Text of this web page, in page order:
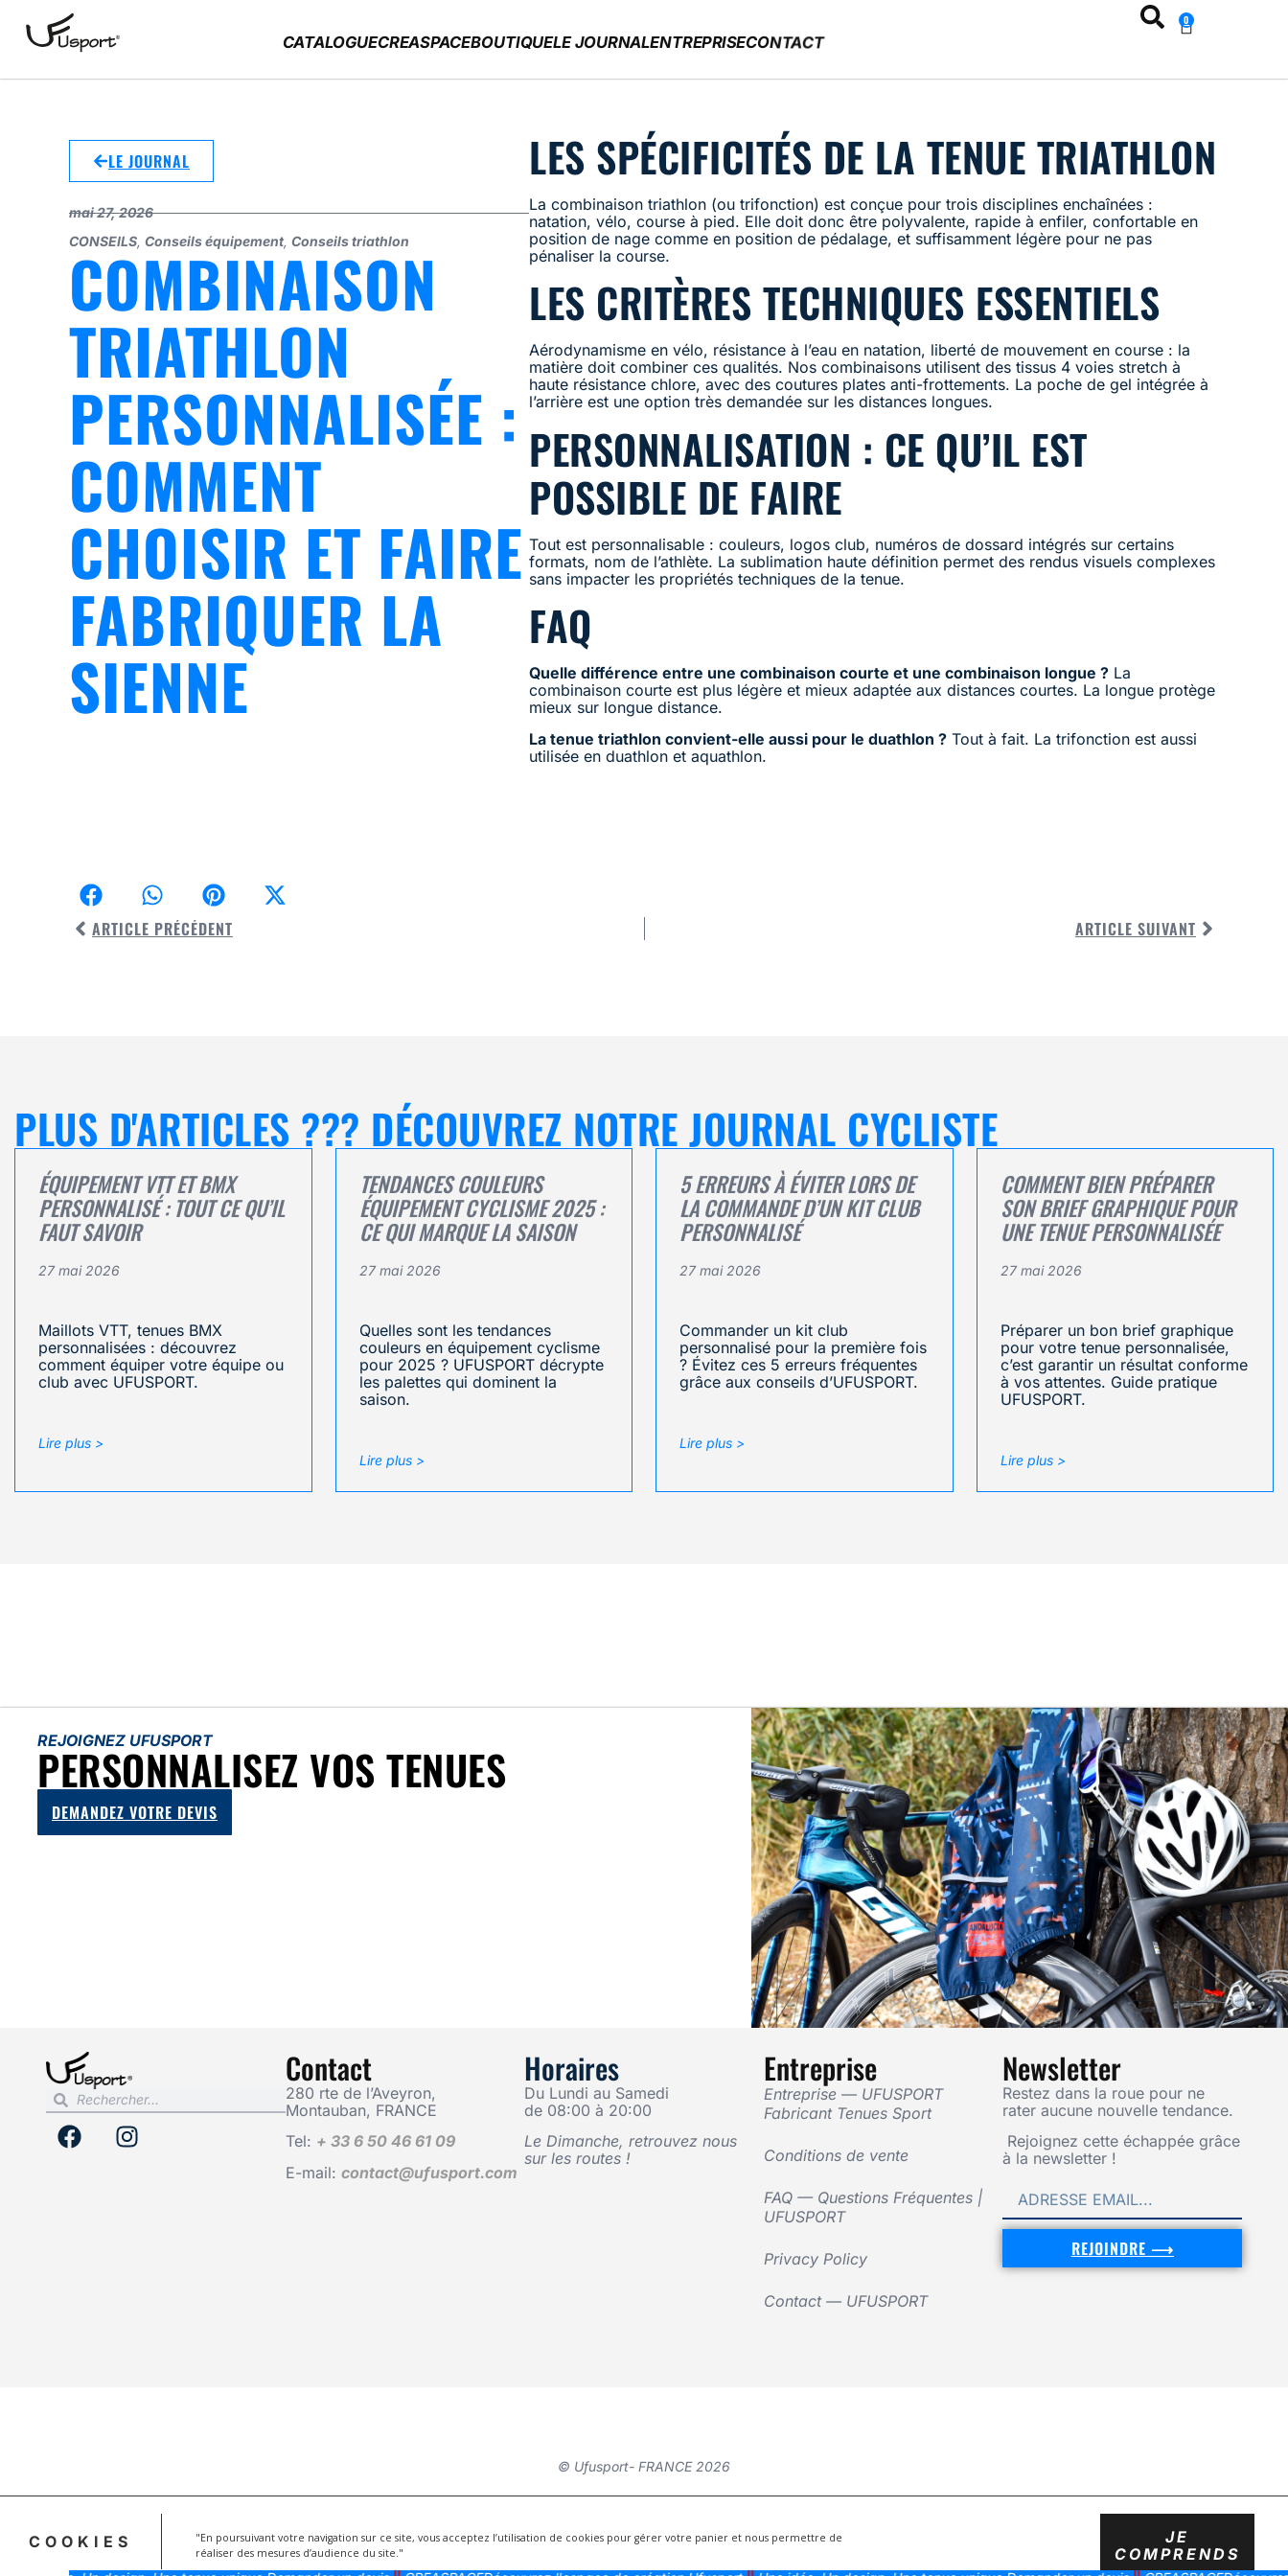
COOKIES
"En poursuivant votre navigation sur ce site, vous acceptez l’utilisation de cookies pour gérer votre panier et nous permettre de
réaliser des mesures d’audience du site."
JE
COMPRENDS
CATALOGUECREASPACEBOUTIQUELE JOURNALENTREPRISECONTACT
0
LE JOURNAL
mai 27, 2026
CONSEILS, Conseils équipement, Conseils triathlon
COMBINAISON
TRIATHLON
PERSONNALISÉE :
COMMENT
CHOISIR ET FAIRE
FABRIQUER LA
SIENNE
LES SPÉCIFICITÉS DE LA TENUE TRIATHLON
La combinaison triathlon (ou trifonction) est conçue pour trois disciplines enchaînées :
natation, vélo, course à pied. Elle doit donc être polyvalente, rapide à enfiler, confortable en
position de nage comme en position de pédalage, et suffisamment légère pour ne pas
pénaliser la course.
LES CRITÈRES TECHNIQUES ESSENTIELS
Aérodynamisme en vélo, résistance à l’eau en natation, liberté de mouvement en course : la
matière doit combiner ces qualités. Nos combinaisons utilisent des tissus 4 voies stretch à
haute résistance chlore, avec des coutures plates anti-frottements. La poche de gel intégrée à
l’arrière est une option très demandée sur les distances longues.
PERSONNALISATION : CE QU’IL EST
POSSIBLE DE FAIRE
Tout est personnalisable : couleurs, logos club, numéros de dossard intégrés sur certains
formats, nom de l’athlète. La sublimation haute définition permet des rendus visuels complexes
sans impacter les propriétés techniques de la tenue.
FAQ
Quelle différence entre une combinaison courte et une combinaison longue ? La
combinaison courte est plus légère et mieux adaptée aux distances courtes. La longue protège
mieux sur longue distance.
La tenue triathlon convient-elle aussi pour le duathlon ? Tout à fait. La trifonction est aussi
utilisée en duathlon et aquathlon.
ARTICLE PRÉCÉDENT ARTICLE SUIVANT
PLUS D'ARTICLES ??? DÉCOUVREZ NOTRE JOURNAL CYCLISTE
ÉQUIPEMENT VTT ET BMX
PERSONNALISÉ : TOUT CE QU’IL
FAUT SAVOIR
27 mai 2026
Maillots VTT, tenues BMX
personnalisées : découvrez
comment équiper votre équipe ou
club avec UFUSPORT.
Lire plus >
TENDANCES COULEURS
ÉQUIPEMENT CYCLISME 2025 :
CE QUI MARQUE LA SAISON
27 mai 2026
Quelles sont les tendances
couleurs en équipement cyclisme
pour 2025 ? UFUSPORT décrypte
les palettes qui dominent la
saison.
Lire plus >
5 ERREURS À ÉVITER LORS DE
LA COMMANDE D’UN KIT CLUB
PERSONNALISÉ
27 mai 2026
Commander un kit club
personnalisé pour la première fois
? Évitez ces 5 erreurs fréquentes
grâce aux conseils d’UFUSPORT.
Lire plus >
COMMENT BIEN PRÉPARER
SON BRIEF GRAPHIQUE POUR
UNE TENUE PERSONNALISÉE
27 mai 2026
Préparer un bon brief graphique
pour votre tenue personnalisée,
c’est garantir un résultat conforme
à vos attentes. Guide pratique
UFUSPORT.
Lire plus >
REJOIGNEZ UFUSPORT
PERSONNALISEZ VOS TENUES
DEMANDEZ VOTRE DEVIS
Contact
280 rte de l’Aveyron,
Montauban, FRANCE
Tel: + 33 6 50 46 61 09
E-mail: contact@ufusport.com
Horaires
Du Lundi au Samedi
de 08:00 à 20:00
Le Dimanche, retrouvez nous
sur les routes !
Entreprise
Entreprise — UFUSPORT
Fabricant Tenues Sport
Conditions de vente
FAQ — Questions Fréquentes |
UFUSPORT
Privacy Policy
Contact — UFUSPORT
Newsletter
Restez dans la roue pour ne
rater aucune nouvelle tendance.
Rejoignez cette échappée grâce
à la newsletter !
REJOINDRE ⟶
© Ufusport- FRANCE 2026